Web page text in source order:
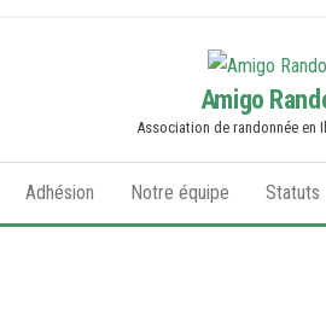
Amigo
Association de randonnée en
Adhésion Notre équipe Statuts